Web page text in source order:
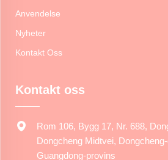
Anvendelse
Nyheter
Kontakt Oss
Kontakt oss
Rom 106, Bygg 17, Nr. 688,
Dongcheng Midtvei,
Guangdong-provins